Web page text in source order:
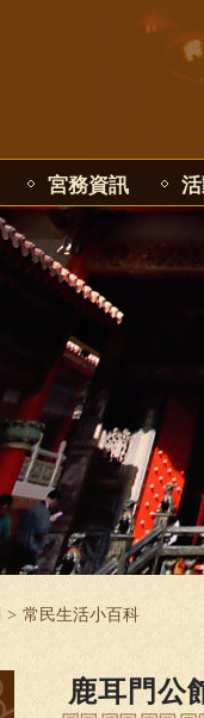
宮務資訊
> 常民生活小百科
鹿耳門公